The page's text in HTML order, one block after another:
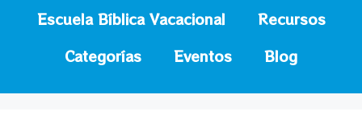
Escuela Bíblica Vacacional
Recursos
Categorías
Eventos Blog